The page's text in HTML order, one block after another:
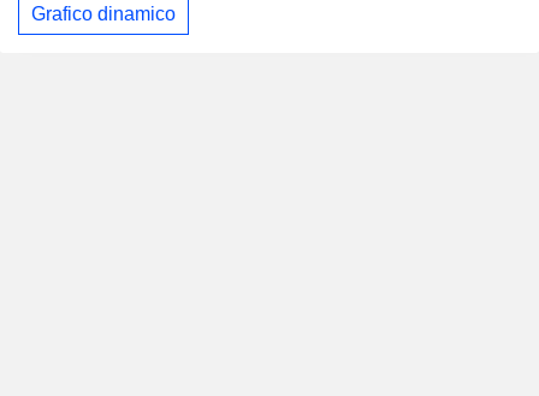
Grafico dinamico